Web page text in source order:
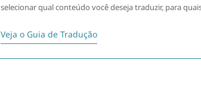
selecionar qual conteúdo você deseja traduzir, para
Veja o Guia de Tradução